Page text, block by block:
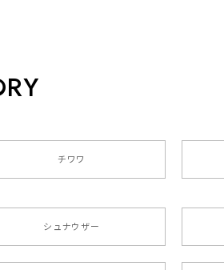
お家用 プレゼント 犬 ペット うちの
の子 iPhone & Android
い点だけ少し不安になりましたが、商
チワワ
シュナウザー